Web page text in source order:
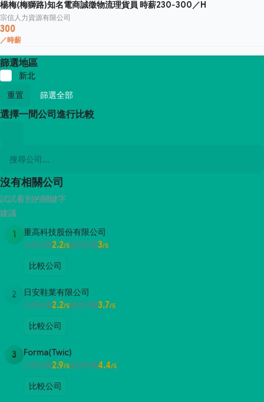
楊梅(梅獅路)知名電商誠徵物流理貨員 時薪230-300／H
宗信人力資源有限公司
300
／時薪
篩選地區
新北
重置
篩選全部
選擇一間公司進行比較
沒有相關公司
試試看別的關鍵字
建議
1 重高科技股份有限公司
公司評價2.2/5面試評價3/5
比較公司
2 日安鞋業有限公司
公司評價2.2/5面試評價3.7/5
比較公司
3 Forma(Twic)
公司評價2.9/5面試評價4.4/5
比較公司